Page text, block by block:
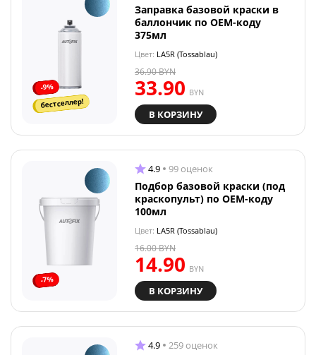
-9%
бестселлер!
Заправка базовой краски в
баллончик по OEM-коду
375мл
Цвет: LA5R (Tossablau)
33.90 BYN
36.90BYN
В КОРЗИНУ
-7%
4.9 99 оценок
Подбор базовой краски (под
краскопульт) по OEM-коду
100мл
Цвет: LA5R (Tossablau)
14.90 BYN
16.00BYN
В КОРЗИНУ
4.9 259 оценок